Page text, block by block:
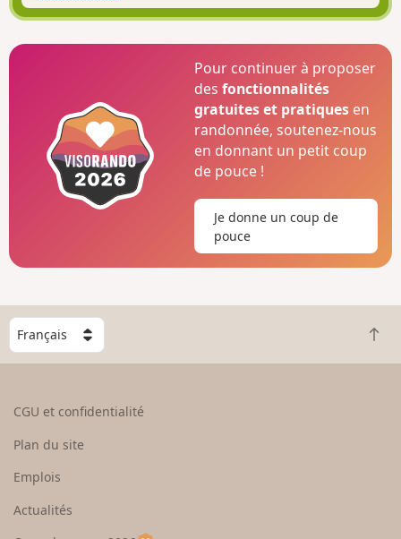
Pour continuer à proposer
desfonctionnalités
gratuites et pratiques en
randonnée, soutenez-nous
en donnant un petit coup
de pouce !
Je donne un coup de
pouce
C
h
o
e
u
R
e
CGU et confidentialité
Plan du site
Emplois
Actualités